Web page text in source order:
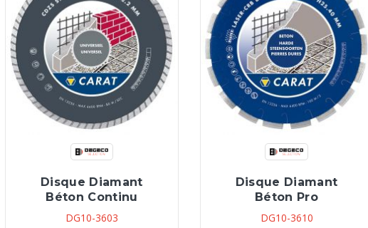
Disque Diamant
Béton Continu
DG10-3603
Disque Diamant
Béton Pro
DG10-3610